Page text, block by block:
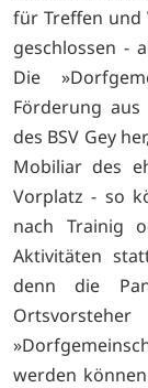
für Treffen und
geschlossen -
Die
Förderung aus
des BSV Gey
Mobiliar des
Vorplatz - so
nach Trainig
Aktivitäten
denn die
werden